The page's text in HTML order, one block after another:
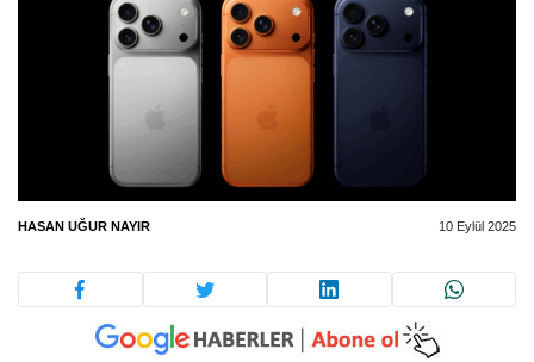
HASAN UĞUR NAYIR 10 Eylül 2025